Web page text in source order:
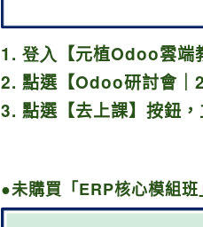
1. 登入 【元植Odoo雲端
2. 點選【Odoo研討會｜
3. 點選【去上課】 按鈕
●未購買「ERP核心模組班